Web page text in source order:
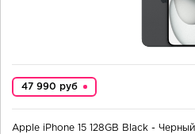
47 990 руб
Apple iPhone 15 128GB Black - Черный